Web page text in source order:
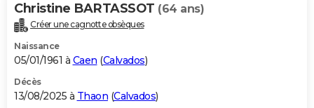
Alimentation
Guide de la santé
Maladies
Médicaments
Sommeil
VOYAGE
Destinations
City break
Voyage nature
Voyage de noces
Forum
Climat
+PHOTO
GUIDES D'ACHAT
BONS PLANS
Christine BARTASSOT (64 ans)
Créer une cagnotte obsèques
Naissance
05/01/1961 à Caen (Calvados)
Décès
13/08/2025 à Thaon (Calvados)